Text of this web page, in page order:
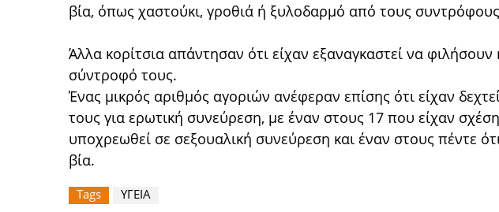
βία, όπως χαστούκι, γροθιά ή ξυλοδαρμό από τους
Άλλα κορίτσια απάντησαν ότι είχαν εξαναγκαστεί να
σύντροφό τους.
Ένας μικρός αριθμός αγοριών ανέφεραν επίσης ότι είχαν
τους για ερωτική συνεύρεση, με έναν στους 17 που είχαν
υποχρεωθεί σε σεξουαλική συνεύρεση και έναν στους πέντε
βία.
Tags ΥΓΕΙΑ